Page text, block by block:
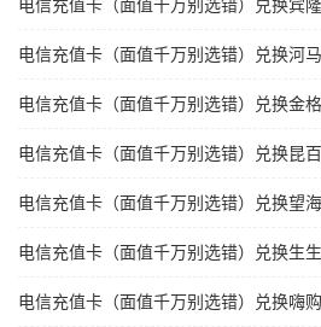
电信充值卡（面值千万别选错）兑换宾
电信充值卡（面值千万别选错）兑换河
电信充值卡（面值千万别选错）兑换金
电信充值卡（面值千万别选错）兑换昆
电信充值卡（面值千万别选错）兑换望
电信充值卡（面值千万别选错）兑换生
电信充值卡（面值千万别选错）兑换嗨